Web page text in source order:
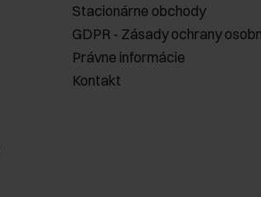
Stacionárne obchody
GDPR - Zásady ochrany
Právne informácie
Kontakt